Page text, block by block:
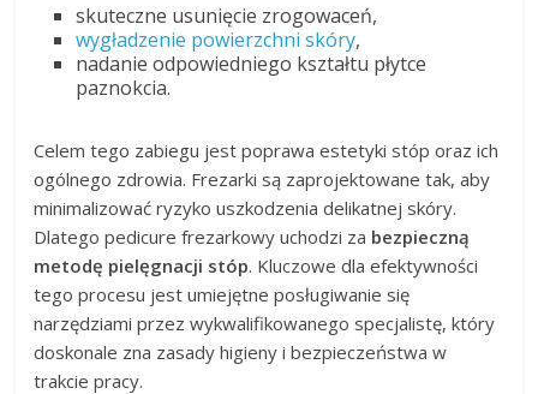
skuteczne usunięcie zrogowaceń,
wygładzenie powierzchni skóry,
nadanie odpowiedniego kształtu płytce
paznokcia.
Celem tego zabiegu jest poprawa estetyki stóp oraz ich
ogólnego zdrowia. Frezarki są zaprojektowane tak, aby
minimalizować ryzyko uszkodzenia delikatnej skóry.
Dlatego pedicure frezarkowy uchodzi za bezpieczną
metodę pielęgnacji stóp. Kluczowe dla efektywności
tego procesu jest umiejętne posługiwanie się
narzędziami przez wykwalifikowanego specjalistę, który
doskonale zna zasady higieny i bezpieczeństwa w
trakcie pracy.